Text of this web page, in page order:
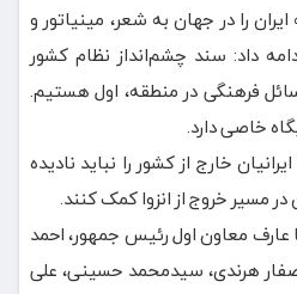
را در جهان به شعر، مینیاتور و
داد: سند چشم‌انداز نظام کشور
فرهنگی در منطقه، اول هستیم.
خاصی دارد.
خارج از کشور را نباید نادیده
در مسیر خروج از انزوا کمک کنند.
عارف معاون اول رئیس جمهور، احمد
هرندی، سیدمحمد حسینی، علی